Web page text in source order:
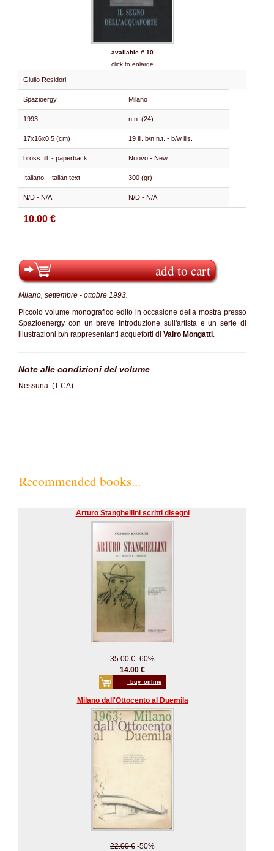
available # 10
click to enlarge
Giulio Residori
Spazioergy Milano
1993 n.n. (24)
17x16x0,5 (cm) 19 ill. b/n n.t. - b/w ills.
bross. ill. - paperback Nuovo - New
Italiano - Italian text 300 (gr)
N/D - N/A N/D - N/A
10.00 €
add to cart
Milano, settembre - ottobre 1993.
Piccolo volume monografico edito in occasione della mostra presso
Spazioenergy con un breve introduzione sull'artista e un serie di
illustrazioni b/n rappresentanti acqueforti di Vairo Mongatti.
Note alle condizioni del volume
Nessuna. (T-CA)
Recommended books...
Arturo Stanghellini scritti disegni
35.00 € -60%
14.00 €
_buy_online
Milano dall'Ottocento al Duemila
22.00 € -50%